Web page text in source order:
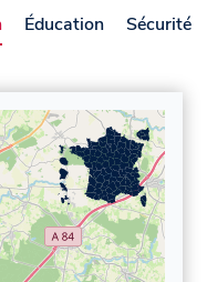
Éducation Sécurité